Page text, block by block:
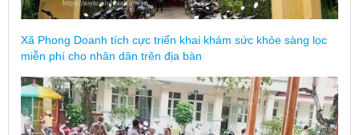
Xã Phong Doanh tích cực triển khai khám sức khỏe sàng lọc
miễn phí cho nhân dân trên địa bàn